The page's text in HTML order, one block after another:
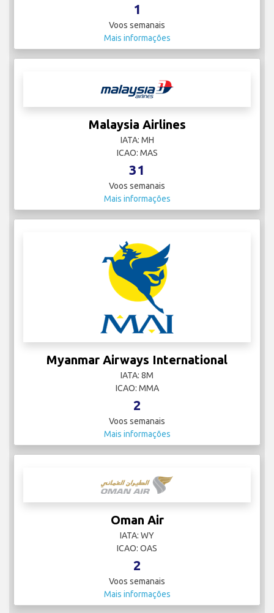
1
Voos semanais
Mais informações
Malaysia Airlines
IATA: MH
ICAO: MAS
31
Voos semanais
Mais informações
Myanmar Airways International
IATA: 8M
ICAO: MMA
2
Voos semanais
Mais informações
Oman Air
IATA: WY
ICAO: OAS
2
Voos semanais
Mais informações